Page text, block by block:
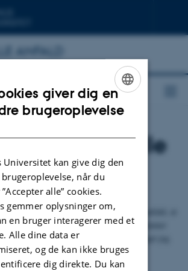
ANFALD
til funktionelle
når man har en sygdom som funktionelle anfald, at
årsagen er. Man spørger tit: Hvorfor kommer
var det lige mig, der blev syg? Er det noget jeg
ENGLISH
giver dig en
brugeroplevelse
Universitet kan give dig den
brugeroplevelse, når du
alle” cookies.
gemmer oplysninger om,
en bruger interagerer med et
Alle dine data er
og de kan ikke bruges
dig direkte. Du kan